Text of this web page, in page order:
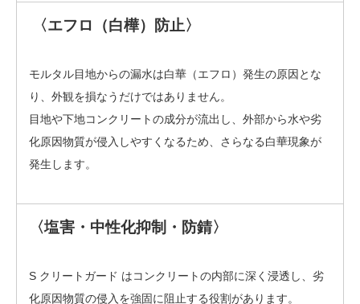
〈エフロ（白樺）防止〉
モルタル目地からの漏水は白華（エフロ）発生の原因とな
り、外観を損なうだけではありません。
目地や下地コンクリートの成分が流出し、外部から水や劣
化原因物質が侵入しやすくなるため、さらなる白華現象が
発生します。
〈塩害・中性化抑制・防錆〉
S クリートガード はコンクリートの内部に深く浸透し、劣
化原因物質の侵入を強固に阻止する役割があります。